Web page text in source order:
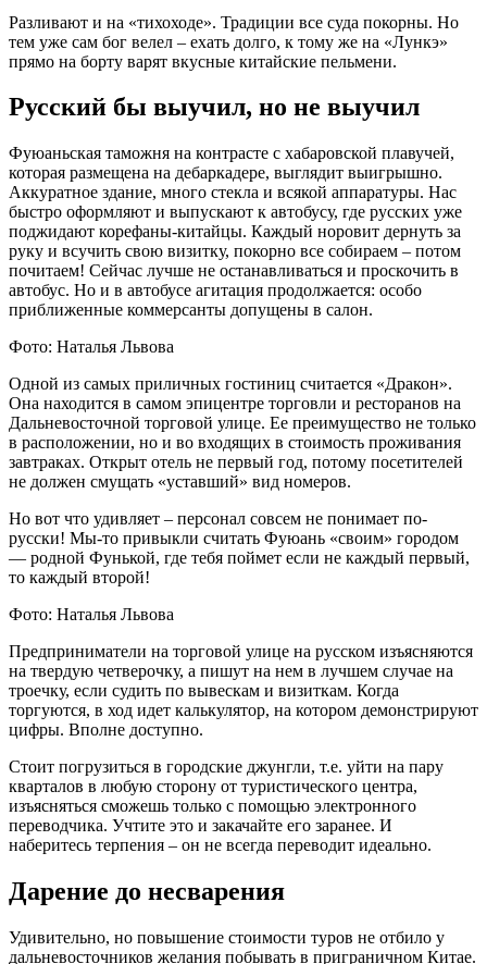
Разливают и на «тихоходе». Традиции все суда покорны. Но
тем уже сам бог велел – ехать долго, к тому же на «Лункэ»
прямо на борту варят вкусные китайские пельмени.
Русский бы выучил, но не выучил
Фуюаньская таможня на контрасте с хабаровской плавучей,
которая размещена на дебаркадере, выглядит выигрышно.
Аккуратное здание, много стекла и всякой аппаратуры. Нас
быстро оформляют и выпускают к автобусу, где русских уже
поджидают корефаны-китайцы. Каждый норовит дернуть за
руку и всучить свою визитку, покорно все собираем – потом
почитаем! Сейчас лучше не останавливаться и проскочить в
автобус. Но и в автобусе агитация продолжается: особо
приближенные коммерсанты допущены в салон.
Фото: Наталья Львова
Одной из самых приличных гостиниц считается «Дракон».
Она находится в самом эпицентре торговли и ресторанов на
Дальневосточной торговой улице. Ее преимущество не только
в расположении, но и во входящих в стоимость проживания
завтраках. Открыт отель не первый год, потому посетителей
не должен смущать «уставший» вид номеров.
Но вот что удивляет – персонал совсем не понимает по-
русски! Мы-то привыкли считать Фуюань «своим» городом
— родной Фунькой, где тебя поймет если не каждый первый,
то каждый второй!
Фото: Наталья Львова
Предприниматели на торговой улице на русском изъясняются
на твердую четверочку, а пишут на нем в лучшем случае на
троечку, если судить по вывескам и визиткам. Когда
торгуются, в ход идет калькулятор, на котором демонстрируют
цифры. Вполне доступно.
Стоит погрузиться в городские джунгли, т.е. уйти на пару
кварталов в любую сторону от туристического центра,
изъясняться сможешь только с помощью электронного
переводчика. Учтите это и закачайте его заранее. И
наберитесь терпения – он не всегда переводит идеально.
Дарение до несварения
Удивительно, но повышение стоимости туров не отбило у
дальневосточников желания побывать в приграничном Китае.